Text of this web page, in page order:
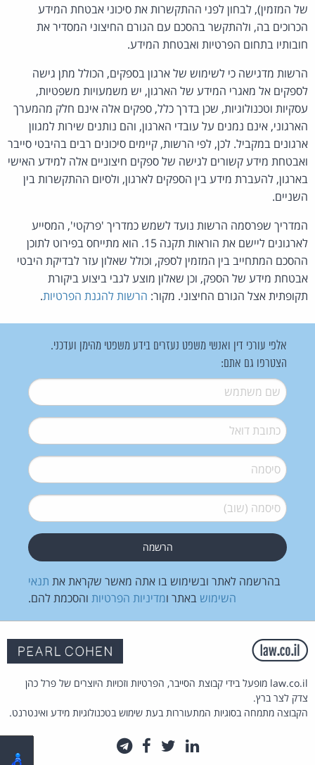
של המזמין), לבחון לפני ההתקשרות את סיכוני אבטחת המידע
הכרוכים בה, ולהתקשר בהסכם עם הגורם החיצוני המסדיר את
חובותיו בתחום הפרטיות ואבטחת המידע.
הרשות מדגישה כי לשימוש של ארגון בספקים, הכולל מתן גישה
לספקים אל מאגרי המידע של הארגון, יש משמעויות משפטיות,
עסקיות וטכנולוגיות, שכן בדרך כלל, ספקים אלה אינם חלק מהמערך
הארגוני, אינם נמנים על עובדי הארגון, והם נותנים שירות למגוון
ארגונים במקביל. לכן, לפי הרשות, קיימים סיכונים רבים בהיבטי סייבר
ואבטחת מידע קשורים לגישה של ספקים חיצוניים אלה למידע האישי
בארגון, להעברת מידע בין הספקים לארגון, ולסיום ההתקשרות בין
השניים.
המדריך שפרסמה הרשות נועד לשמש כמדריך 'פרקטי', המסייע
לארגונים ליישם את הוראות תקנה 15. הוא מתייחס בפירוט לתוכן
ההסכם המתחייב בין המזמין לספק, וכולל שאלון עזר לבדיקת היבטי
אבטחת מידע של הספק, וכן שאלון מוצע לגבי ביצוע ביקורת
תקופתית אצל הגורם החיצוני. מקור: הרשות להגנת הפרטיות.
אלפי עורכי דין ואנשי משפט נעזרים בידע משפטי מהימן ועדכני.
הצטרפו גם אתם:
שם משתמש*
דואל*
סיסמה*
סיסמה (שוב)*
בהרשמה לאתר ובשימוש בו אתה מאשר שקראת את תנאי
השימוש באתר ומדיניות הפרטיות והסכמת להם.
law.co.il מופעל בידי קבוצת הסייבר, הפרטיות וזכויות היוצרים של פרל כהן
צדק לצר ברץ.
הקבוצה מתמחה בסוגיות המתעוררות בעת שימוש בטכנולוגיות מידע ואינטרנט.
לינקדאין
טוויטרפייסבוק